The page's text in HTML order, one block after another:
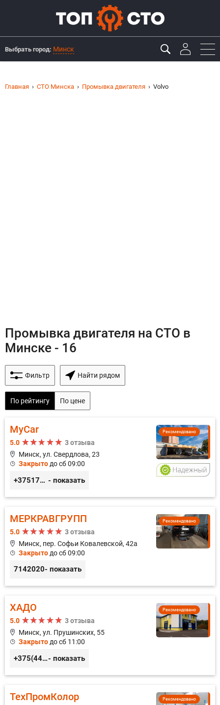
Выбрать город: Минск
Главная СТО Минска Промывка двигателя Volvo
Промывка двигателя на СТО в
Минске - 16
Фильтр Найти рядом
По рейтингу По цене
Рекомендовано
MyCar
5.0
3 отзыва
Минск, ул. Свердлова, 23
Закрыто до сб 09:00
+375173212443 - показать
Рекомендовано
МЕРКРАВГРУПП
5.0
3 отзыва
Минск, пер. Софьи Ковалевской, 42а
Закрыто до сб 09:00
7142020- показать
Рекомендовано
ХАДО
5.0
3 отзыва
Минск, ул. Прушинских, 55
Закрыто до сб 11:00
+375(44) 559-27-77- показать
Рекомендовано
ТехПромКолор